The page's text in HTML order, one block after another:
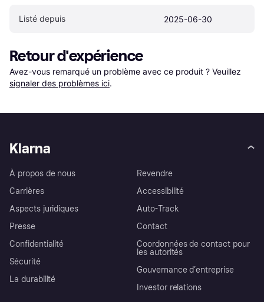
Listé depuis 2025-06-30
Retour d'expérience
Avez-vous remarqué un problème avec ce produit ? Veuillez
signaler des problèmes ici.
Klarna
À propos de nous
Carrières
Aspects juridiques
Presse
Confidentialité
Sécurité
La durabilité
Revendre
Accessibilité
Auto-Track
Contact
Coordonnées de contact pour
les autorités
Gouvernance d’entreprise
Investor relations